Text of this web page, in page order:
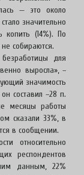
— это около
значительно
(14%). По
собираются.
для
выросла», –
значимость
составил –28 п.
месяцы работы
сказали 33%, в
в сообщении.
относительно
респондентов
данным, 22%